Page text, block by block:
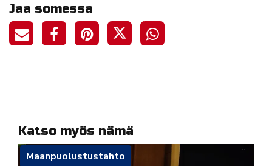
Jaa somessa
Katso myös nämä
Maanpuolustustahto